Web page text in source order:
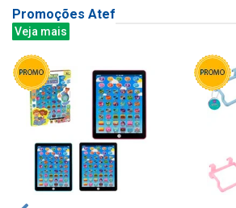
Promoções Atef
Veja mais